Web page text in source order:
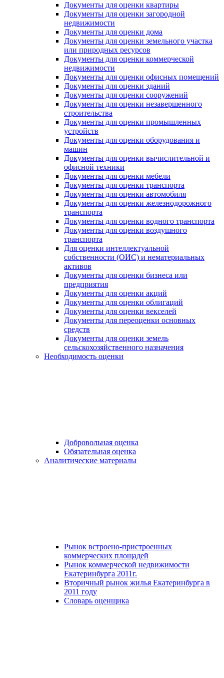
Документы для оценки квартиры
Документы для оценки загородной
недвижимости
Документы для оценки дома
Документы для оценки земельного участка
или природных ресурсов
Документы для оценки коммерческой
недвижимости
Документы для оценки офисных помещений
Документы для оценки зданий
Документы для оценки сооружений
Документы для оценки незавершенного
строительства
Документы для оценки промышленных
устройств
Документы для оценки оборудования и
машин
Документы для оценки вычислительной и
офисной техники
Документы для оценки мебели
Документы для оценки транспорта
Документы для оценки автомобиля
Документы для оценки железнодорожного
транспорта
Документы для оценки водного транспорта
Документы для оценки воздушного
транспорта
Для оценки интеллектуальной
собственности (ОИС) и нематериальных
активов
Документы для оценки бизнеса или
предприятия
Документы для оценки акций
Документы для оценки облигаций
Документы для оценки векселей
Документы для переоценки основных
средств
Документы для оценки земель
сельскохозяйственного назначения
Необходимость оценки
Добровольная оценка
Обязательная оценка
Аналитические материалы
Рынок встроено-пристроенных
коммерческих площадей
Рынок коммерческой недвижимости
Екатеринбурга 2011г.
Вторичный рынок жилья Екатеринбурга в
2011 году
Словарь оценщика